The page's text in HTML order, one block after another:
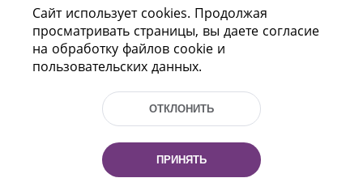
Пр-т Независимости 116
г. Минск, Республика Беларусь, 220114
Сайт использует cookies. Продолжая
просматривать страницы, вы даете согласие
на обработку файлов cookie и
пользовательских данных.
ОТКЛОНИТЬ
ПРИНЯТЬ